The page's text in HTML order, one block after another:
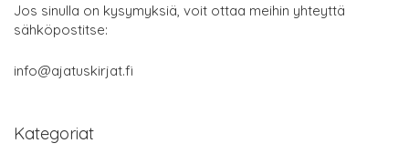
Jos sinulla on kysymyksiä, voit ottaa meihin yhteyttä
sähköpostitse:
info@ajatuskirjat.fi
Kategoriat